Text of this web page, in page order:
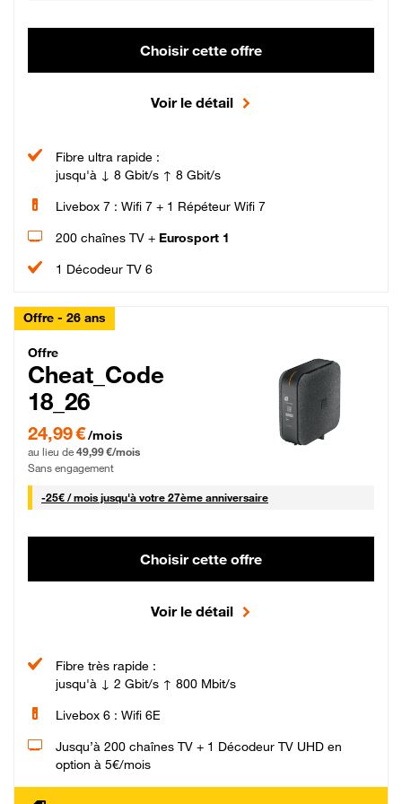
Choisir cette offre
Voir le détail
Fibre ultra rapide :
jusqu'à ↓ 8 Gbit/s ↑ 8 Gbit/s
Livebox 7 : Wifi 7 + 1 Répéteur Wifi 7
200 chaînes TV + Eurosport 1
1 Décodeur TV 6
Offre - 26 ans
Cheat_Code Fibre_18_26
Offre
Cheat_Code
18_26
24,99 € par mois pendant 0 mois puis 49,99 € par mois, Sans engagement
24,99 €/mois
au lieu de 49,99 €/mois
Sans engagement
-25€ / mois25 € par mois
jusqu'à votre 27ème anniversaire
Choisir cette offre
Voir le détail
Fibre très rapide :
jusqu'à ↓ 2 Gbit/s ↑ 800 Mbit/s
Livebox 6 : Wifi 6E
Jusqu’à 200 chaînes TV + 1 Décodeur TV UHD en
option à 5€/mois